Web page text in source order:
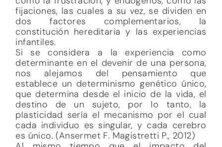
fijaciones, las cuales a su vez, se dividen en
dos factores complementarios, la
constitución hereditaria y las experiencias
infantiles.
Si se considera a la experiencia como
determinante en el devenir de una persona,
nos alejamos del pensamiento que
establece un determinismo genético único,
que determina desde el inicio de la vida, el
destino de un sujeto, por lo tanto, la
plasticidad sería el mecanismo por el cual
cada individuo es singular, y cada cerebro
es único. (Ansermet F. Magistretti P., 2012)